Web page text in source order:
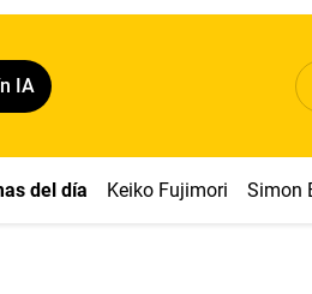
IA
del día Keiko Fujimori Simon